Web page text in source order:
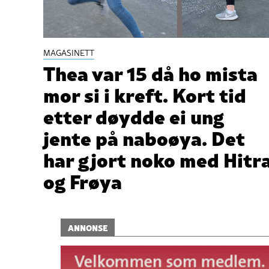
MAGASINETT
Thea var 15 då ho mista
mor si i kreft. Kort tid
etter døydde ei ung
jente på naboøya. Det
har gjort noko med
og Frøya
ANNONSE